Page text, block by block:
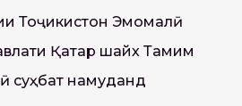
Тоҷикистон Эмомалӣ
Қатар шайх Тамим
суҳбат намуданд